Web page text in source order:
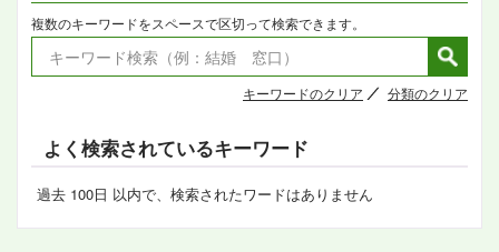
複数のキーワードをスペースで区切って検索できます。
キーワードのクリア 分類のクリア
よく検索されているキーワード
過去 100日 以内で、検索されたワードはありません